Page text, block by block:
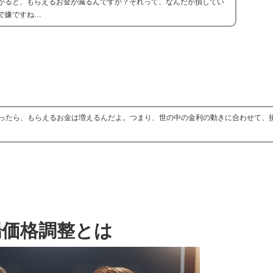
嫌ですね…
ら、もらえるお金は増えるんだよ。つまり、世の中の金利の動きに合わせて、
格調整とは